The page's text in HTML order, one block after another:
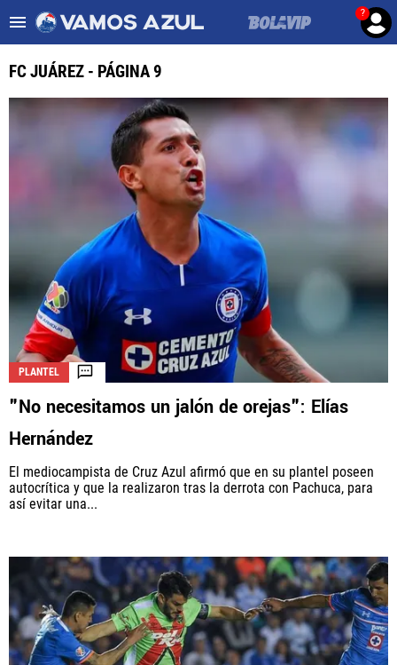
?
Es tendencia Noticias Cruz Azul HOY
ULTIMAS NOTICIAS
FUERZAS BÁSICAS
MERCADO DE FICHAJES
OPINIÓN
QUIENES SOMOS | STAFF | CONTACTO
Este portal es una sección especial del portal Bolavip.com
el sitio oficial
haz click aquí
Términos y Condiciones
Políticas de Privacidad
Política Editorial
Ad Choices
FC JUÁREZ - PÁGINA 9
PLANTEL
"No necesitamos un jalón de orejas": Elías
Hernández
El mediocampista de Cruz Azul afirmó que en su plantel poseen
autocrítica y que la realizaron tras la derrota con Pachuca, para
así evitar una...